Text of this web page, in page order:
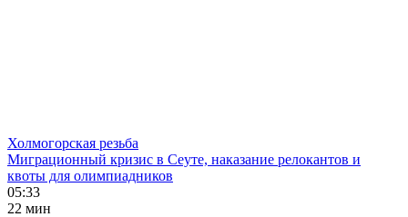
Холмогорская резьба
Миграционный кризис в Сеуте, наказание релокантов и
квоты для олимпиадников
05:33
22 мин